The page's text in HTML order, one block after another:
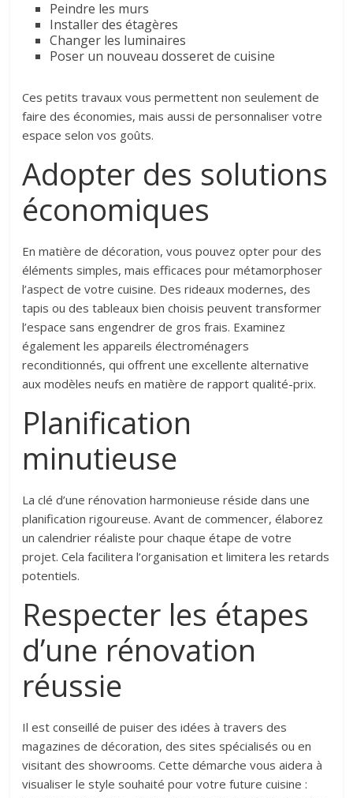
Peindre les murs
Installer des étagères
Changer les luminaires
Poser un nouveau dosseret de cuisine
Ces petits travaux vous permettent non seulement de
faire des économies, mais aussi de personnaliser votre
espace selon vos goûts.
Adopter des solutions
économiques
En matière de décoration, vous pouvez opter pour des
éléments simples, mais efficaces pour métamorphoser
l’aspect de votre cuisine. Des rideaux modernes, des
tapis ou des tableaux bien choisis peuvent transformer
l’espace sans engendrer de gros frais. Examinez
également les appareils électroménagers
reconditionnés, qui offrent une excellente alternative
aux modèles neufs en matière de rapport qualité-prix.
Planification
minutieuse
La clé d’une rénovation harmonieuse réside dans une
planification rigoureuse. Avant de commencer, élaborez
un calendrier réaliste pour chaque étape de votre
projet. Cela facilitera l’organisation et limitera les retards
potentiels.
Respecter les étapes
d’une rénovation
réussie
Il est conseillé de puiser des idées à travers des
magazines de décoration, des sites spécialisés ou en
visitant des showrooms. Cette démarche vous aidera à
visualiser le style souhaité pour votre future cuisine :